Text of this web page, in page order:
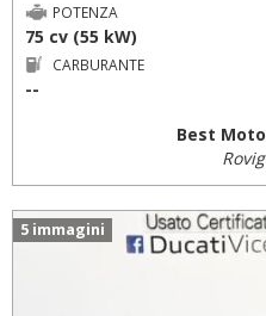
POTENZA
75 cv (55 kW)
CARBURANTE
--
Best
5 immagini